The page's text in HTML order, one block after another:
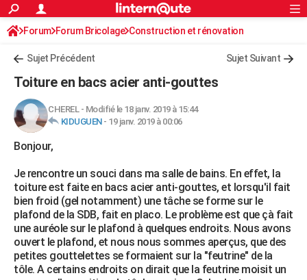
ACTUALITÉS
Politique
Société
Faits Divers
Education
Monde
Villes
+
FINANCE
Retraite
Impôts
Epargne
Immobilier
Risques naturels par ville
Banque
Assurance
Crédit
AUTO
Essais
Réserver un essai
Citadines
Berlines
SUV
Forum auto
+HIGH-TECH
Mobiles
Meilleur smartphone
Internet
Ordinateurs
Jeux vidéo
Guide high-tech
+BRICOLAGE
Forum
Aménagement intérieur
Extérieur
Cuisine
Salle de bains
Jardinage
Rangement
WEEK-END
Guides de France
Escapades
Patrimoine
Expositions
Musées
Week-end nature
LIFESTYLE
Art de vivre
Bien-être
Loisirs
Mode
Modes de vie
SANTE
Rechercher
S'inscrire
Connexion
Forum Forum Bricolage Construction et rénovation
Charpente, toiture, combles
Sujet Précédent Sujet Suivant
Toiture en bacs acier anti-gouttes
CHEREL- Modifié le 18 janv. 2019 à 15:44
KIDUGUEN- 19 janv. 2019 à 00:06
Bonjour,
Je rencontre un souci dans ma salle de bains. En effet, la
toiture est faite en bacs acier anti-gouttes, et lorsqu'il fait
bien froid (gel notamment) une tâche se forme sur le
plafond de la SDB, fait en placo. Le problème est que çà fait
une auréole sur le plafond à quelques endroits. Nous avons
ouvert le plafond, et nous nous sommes aperçus, que des
petites gouttelettes se formaient sur la "feutrine" de la
tôle. A certains endroits on dirait que la feutrine moisit un